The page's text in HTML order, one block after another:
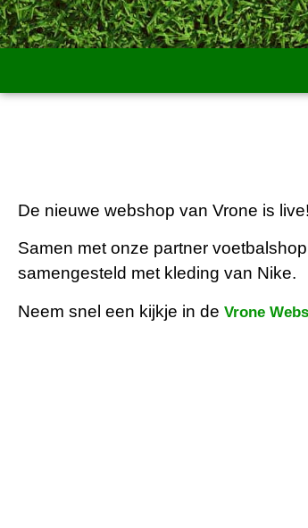
De nieuwe webshop van Vrone is live!
Samen met onze partner
samengesteld met kleding van Nike.
Neem snel een kijkje in de Vrone